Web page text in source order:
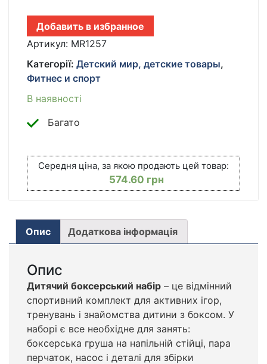
С
ГРУШЕЙ
НА
И
ПЕРЧАТКАМИ
MR
1257,
РЕГУЛИРУЕМАЯ
ВЫСОТА
120
СМ
КІЛЬКІСТЬ
Добавить в избранное
Артикул: MR1257
Категорії: Детский мир, детские товары,
Фитнес и спорт
В наявності
Багато
Середня ціна, за якою продають цей товар:
574.60 грн
Опис Додаткова інформація
Опис
Дитячий боксерський набір – це відмінний
спортивний комплект для активних ігор,
тренувань і знайомства дитини з боксом. У
наборі є все необхідне для занять:
боксерська груша на напільній стійці, пара
перчаток, насос і деталі для збірки